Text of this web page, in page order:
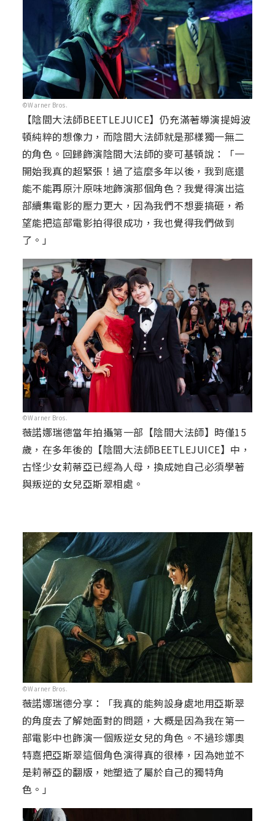
©Warner Bros.
【陰間大法師BEETLEJUICE】仍充滿著導演提姆波
頓純粹的想像力，而陰間大法師就是那樣獨一無二
的角色。回歸飾演陰間大法師的麥可基頓說：「一
開始我真的超緊張！過了這麼多年以後，我到底還
能不能再原汁原味地飾演那個角色？我覺得演出這
部續集電影的壓力更大，因為我們不想要搞砸，希
望能把這部電影拍得很成功，我也覺得我們做到
了。」
©Warner Bros.
薇諾娜瑞德當年拍攝第一部【陰間大法師】時僅15
歲，在多年後的【陰間大法師BEETLEJUICE】中，
古怪少女莉蒂亞已經為人母，換成她自己必須學著
與叛逆的女兒亞斯翠相處。
©Warner Bros.
薇諾娜瑞德分享：「我真的能夠設身處地用亞斯翠
的角度去了解她面對的問題，大概是因為我在第一
部電影中也飾演一個叛逆女兒的角色。不過珍娜奧
特嘉把亞斯翠這個角色演得真的很棒，因為她並不
是莉蒂亞的翻版，她塑造了屬於自己的獨特角
色。」